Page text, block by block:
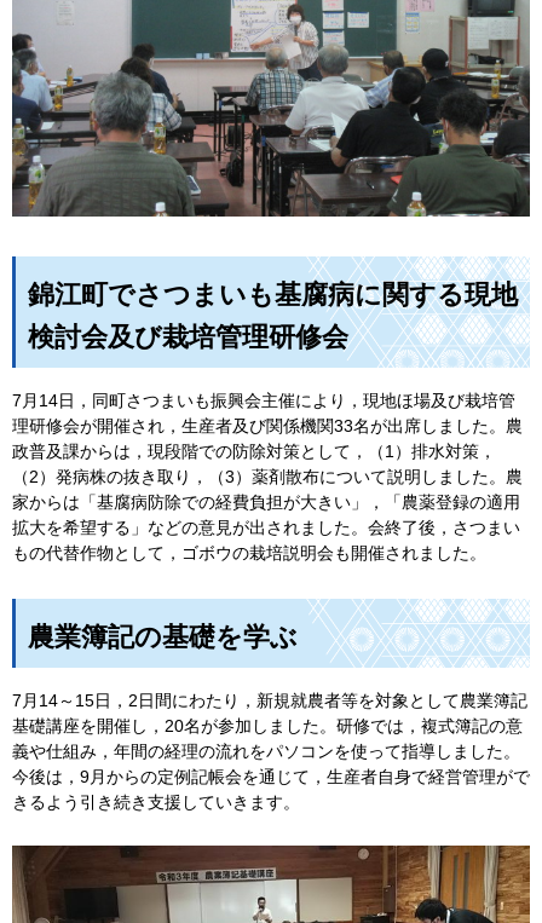
錦江町でさつまいも基腐病に関する現地
検討会及び栽培管理研修会
7月14日，同町さつまいも振興会主催により，現地ほ場及び栽培管
理研修会が開催され，生産者及び関係機関33名が出席しました。農
政普及課からは，現段階での防除対策として，（1）排水対策，
（2）発病株の抜き取り，（3）薬剤散布について説明しました。農
家からは「基腐病防除での経費負担が大きい」，「農薬登録の適用
拡大を希望する」などの意見が出されました。会終了後，さつまい
もの代替作物として，ゴボウの栽培説明会も開催されました。
農業簿記の基礎を学ぶ
7月14～15日，2日間にわたり，新規就農者等を対象として農業簿記
基礎講座を開催し，20名が参加しました。研修では，複式簿記の意
義や仕組み，年間の経理の流れをパソコンを使って指導しました。
今後は，9月からの定例記帳会を通じて，生産者自身で経営管理がで
きるよう引き続き支援していきます。